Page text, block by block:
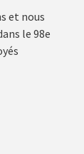
et nous
le 98e